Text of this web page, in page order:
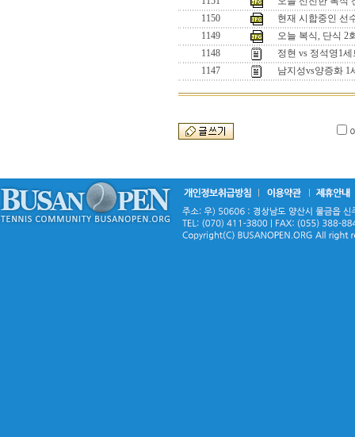
1150
현재 시합중인 선
1149
오늘 복식, 단식 2
1148
정현 vs 정석영1
1147
남지성vs양증화 1